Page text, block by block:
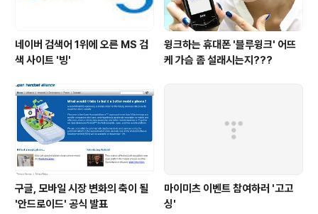
네이버 검색어 1위에 오른 MS 검
색 사이트 '빙'
윙크하는 휴대폰 '블루윙크' 어뜨
케 가슴 좀 설래시는지???
구글, 모바일 시장 변화의 축이 될
'안드로이드' 공식 발표
마이미츠 이벤트 참여하러 '고고
싱'